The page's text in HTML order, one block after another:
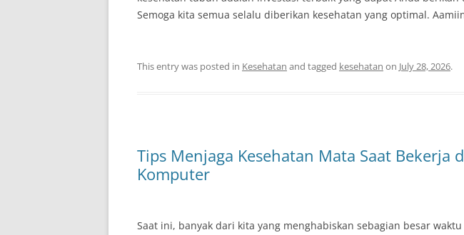
Semoga kita semua selalu diberikan kesehatan yang optimal.
This entry was posted in Kesehatan and tagged kesehatan on July 28, 2026.
Tips Menjaga Kesehatan Mata Saat Bekerja
Komputer
Saat ini, banyak dari kita yang menghabiskan sebagian besar